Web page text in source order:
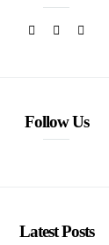
Follow Us
Latest Posts